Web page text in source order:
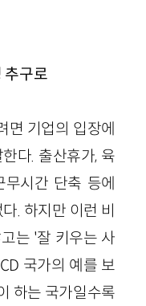
추구로
면 기업의 입장에
다. 출산휴가, 육
무시간 단축 등에
. 하지만 이런 비
는 '잘 키우는 사
국가의 예를 보
하는 국가일수록